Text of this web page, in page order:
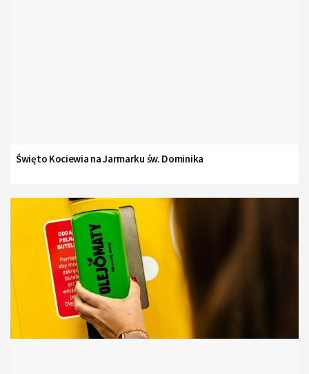
Święto Kociewia na Jarmarku św. Dominika